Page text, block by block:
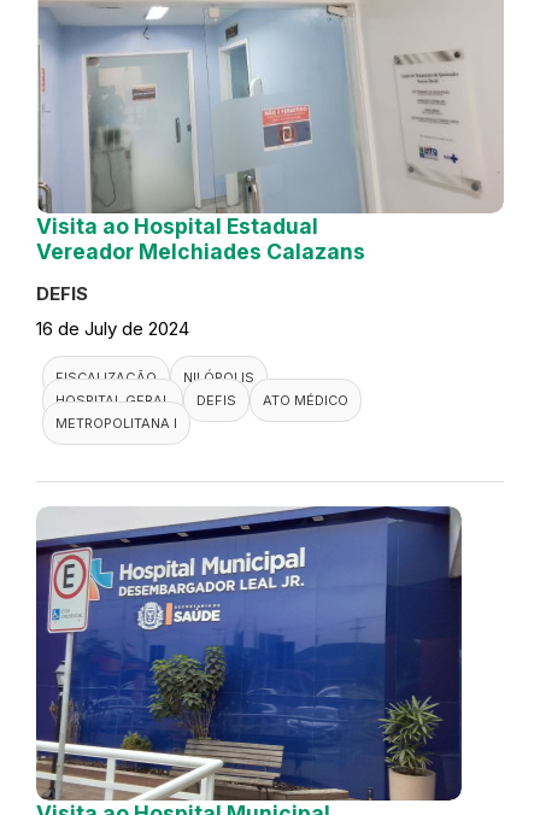
Visita ao Hospital Estadual
Vereador Melchiades Calazans
DEFIS
16 de July de 2024
FISCALIZAÇÃO
NILÓPOLIS
HOSPITAL GERAL
DEFIS
ATO MÉDICO
METROPOLITANA I